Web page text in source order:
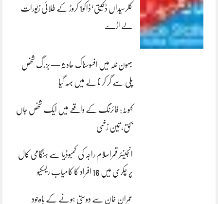
کلرسیداں ڈکیتی‘ڈاکو1 کروڑ کے طلائی زیورات
لے اڑے
بھون نلہ میں افسوسناک حادثہ — بزرگ شخص
پلی سے گر کر نالے میں بہہ گیا
کہوٹہ: فائرنگ کے واقعے میں ایک شخص جاں
بحق، تین زخمی
انجینئر قمراسلام راجہ کی کمبوڈیا سے ہنگامی کال
پر چکری میں 16 افراد کا کامیاب ریسکیو
عمران خان سے دوستی ہونے کے باوجود